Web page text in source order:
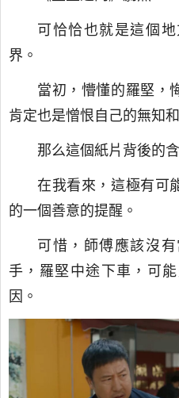
可恰恰也就是這個
界。
當初，懵懂的羅堅，
肯定也是憎恨自己的無知
那么這個紙片背後的
在我看來，這極有可
的一個善意的提醒。
可惜，師傅應該沒
手，羅堅中途下車，可
因。